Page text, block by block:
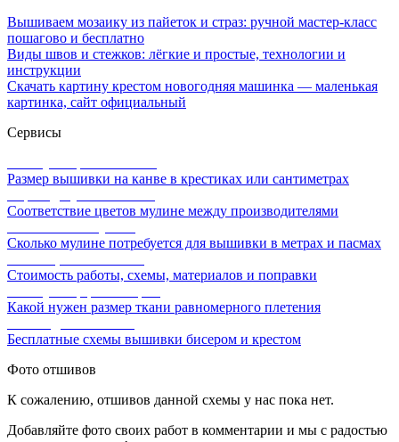
Вышиваем мозаику из пайеток и страз: ручной мастер-класс
пошагово и бесплатно
Виды швов и стежков: лёгкие и простые, технологии и
инструкции
Скачать картину крестом новогодняя машинка — маленькая
картинка, сайт официальный
Сервисы
Размер вышивки на канве в крестиках или сантиметрах
Соответствие цветов мулине между производителями
Сколько мулине потребуется для вышивки в метрах и пасмах
Стоимость работы, схемы, материалов и поправки
Какой нужен размер ткани равномерного плетения
Бесплатные схемы вышивки бисером и крестом
Фото отшивов
К сожалению, отшивов данной схемы у нас пока нет.
Добавляйте фото своих работ в комментарии и мы с радостью